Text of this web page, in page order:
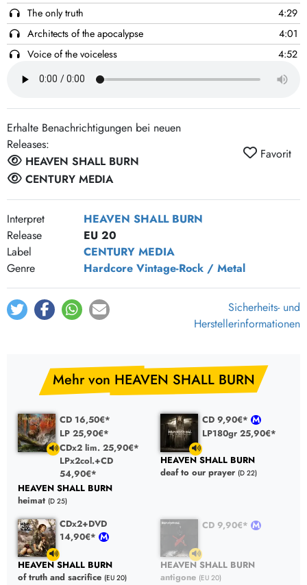
The only truth
4:29
Architects of the apocalypse
4:01
Voice of the voiceless
4:52
Numbing the pain
5:36
Bleeding to death
Tree of freedom
4:49
The dream is dead
Deyjandi von (outro)
3:39
Erhalte Benachrichtigungen bei neuen
Releases:
HEAVEN SHALL BURN
CENTURY MEDIA
Favorit
Interpret
HEAVEN SHALL BURN
Release
EU 20
Label
CENTURY MEDIA
Genre
Hardcore Vintage-Rock / Metal
Sicherheits- und
Herstellerinformationen
Mehr von HEAVEN SHALL BURN
CD 16,50€*
LP 25,90€*
CDx2 lim. 25,90€*
LPx2col.+CD
54,90€*
HEAVEN SHALL BURN
heimat (D 25)
CD 9,90€*
LP180gr 25,90€*
HEAVEN SHALL BURN
deaf to our prayer (D 22)
CDx2+DVD
14,90€*
HEAVEN SHALL BURN
of truth and sacrifice (EU 20)
CD 9,90€*
HEAVEN SHALL BURN
antigone (EU 20)